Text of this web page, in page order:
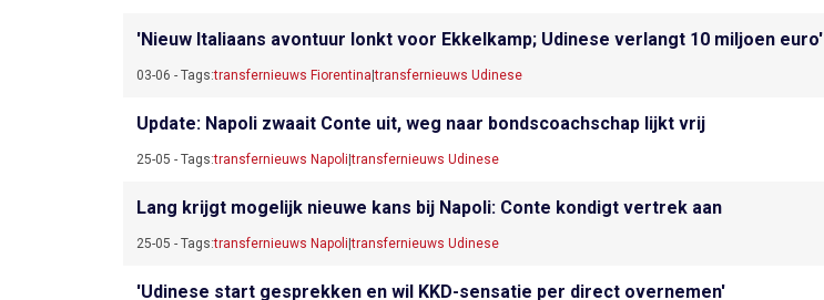
'Nieuw Italiaans avontuur lonkt voor Ekkelkamp; Udinese verlangt 10 miljoen euro'
03-06 - Tags:transfernieuws Fiorentina |transfernieuws Udinese
Update: Napoli zwaait Conte uit, weg naar bondscoachschap lijkt vrij
25-05 - Tags:transfernieuws Napoli |transfernieuws Udinese
Lang krijgt mogelijk nieuwe kans bij Napoli: Conte kondigt vertrek aan
25-05 - Tags:transfernieuws Napoli |transfernieuws Udinese
'Udinese start gesprekken en wil KKD-sensatie per direct overnemen'